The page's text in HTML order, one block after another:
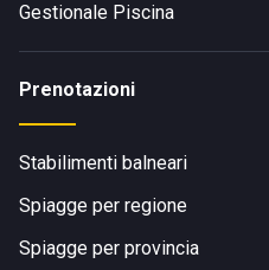
Gestionale Piscina
Prenotazioni
Stabilimenti balneari
Spiagge per regione
Spiagge per provincia